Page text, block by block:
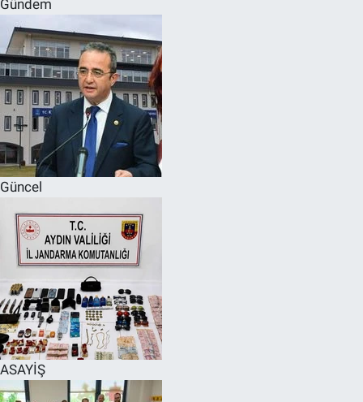
Gündem
Güncel
ASAYİŞ
SPOR
RESMİ İLANLAR